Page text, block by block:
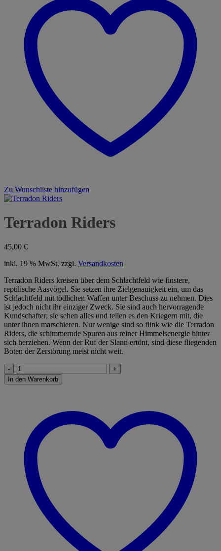
Zu Wunschliste hinzufügen
Terradon Riders
45,00 €
inkl. 19 % MwSt. zzgl. Versandkosten
Terradon Riders kreisen über dem Schlachtfeld wie finstere,
reptilische Aasvögel. Sie setzen ihre Zielgenauigkeit ein, um das
Schlachtfeld mit tödlichen Waffen unter Beschuss zu nehmen. Dies
ist jedoch nicht ihr einziger Zweck. Sie sind auch hervorragende
Kundschafter; sie sehen alles und teilen es den Kriegern mit, die
unter ihnen marschieren. Nur wenige sind so flink wie die Terradon
Riders, die schimmernde Spuren aus reiner Himmelsenergie hinter
sich herziehen. Wenn der Ruf der Slann ertönt, sind diese fliegenden
Boten der Zerstörung meist nicht weit.
Terradon
Riders
Menge
In den Warenkorb